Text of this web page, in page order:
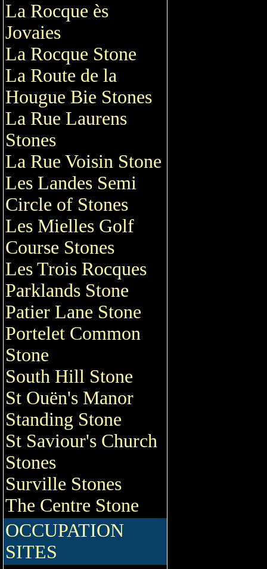
La Rocque ès
Jovaies
La Rocque Stone
La Route de la
Hougue Bie Stones
La Rue Laurens
Stones
La Rue Voisin Stone
Les Landes Semi
Circle of Stones
Les Mielles Golf
Course Stones
Les Trois Rocques
Parklands Stone
Patier Lane Stone
Portelet Common
Stone
South Hill Stone
St Ouën's Manor
Standing Stone
St Saviour's Church
Stones
Surville Stones
The Centre Stone
OCCUPATION
SITES